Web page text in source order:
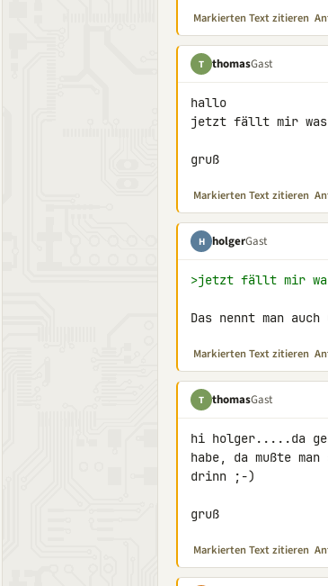
Markierten Text zitieren
T thomasGast
hallo
jetzt fällt mir was
gruß
Markierten Text zitieren
H holgerGast
>jetzt fällt mir
Das nennt man
Markierten Text zitieren
T thomasGast
hi holger.....da
habe, da mußte
drinn ;-)
gruß
Markierten Text zitieren